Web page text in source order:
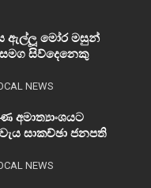
ඇල්ලූ මෝර මසුන්
සිව්දෙනෙකු
NEWS
අමාත්‍යාංශයට
සාකච්ඡා ජනපති
NEWS